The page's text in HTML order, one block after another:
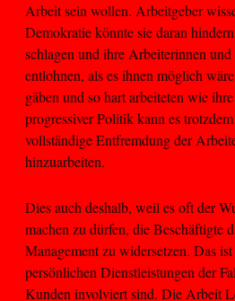
Arbeit sein wollen. Arbeitgeber
Demokratie könnte sie daran
schlagen und ihre Arbeiterinnen
entlohnen, als es ihnen möglich
gäben und so hart arbeiteten wie
progressiver Politik kann es
vollständige Entfremdung der
hinzuarbeiten.
Dies auch deshalb, weil es oft der
machen zu dürfen, die Beschäftigte
Management zu widersetzen. Das
persönlichen Dienstleistungen der
Kunden involviert sind. Die Arbeit